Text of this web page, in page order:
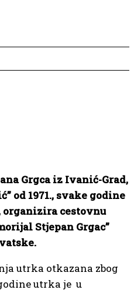
Grgca iz Ivanić-Grad,
od 1971., svake godine
cestovnu
Stjepan Grgac”
utrka otkazana zbog
utrka je u